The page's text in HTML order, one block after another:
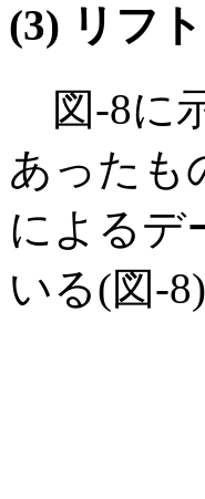
(3) リフ
図-8に
あったも
によるデ
いる(図-8)